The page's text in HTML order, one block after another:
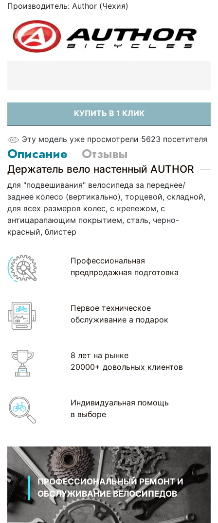
Производитель: Author (Чехия)
КУПИТЬ В 1 КЛИК
Эту модель уже просмотрели 5623 посетителя
Описание Отзывы
Держатель вело настенный AUTHOR
для "подвешивания" велосипеда за переднее/
заднее колесо (вертикально), торцевой, складной,
для всех размеров колес, с крепежом, с
антицарапающим покрытием, сталь, черно-
красный, блистер
Профессиональная
предпродажная подготовка
Первое техническое
обслуживание а подарок
8 лет на рынке
20000+ довольных клиентов
Индивидуальная помощь
в выборе
ПРОФЕССИОНАЛЬНЫЙ РЕМОНТ И
ОБСЛУЖИВАНИЕ ВЕЛОСИПЕДОВ